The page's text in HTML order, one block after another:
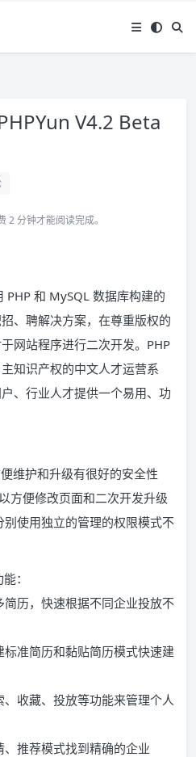
V4.2 Beta
2 分钟才能阅读完成。
PHP 和 MySQL 数据库构建的
、聘解决方案，在尊重版权的
网站程序进行二次开发。PHP
知识产权的中文人才运营系
、行业人才提供一个易用、功
维护和升级有很好的安全性
方便修改页面和二次开发升级
使用独立的管理的权限模式不
：
历，快速根据不同企业投放不
准简历和黏贴简历模式快速建
收藏、投放等功能来管理个人
推荐模式找到精确的企业